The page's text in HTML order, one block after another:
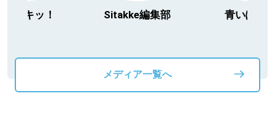
Sitakke編集部 青いぽすと
「北海道
メディア一覧へ